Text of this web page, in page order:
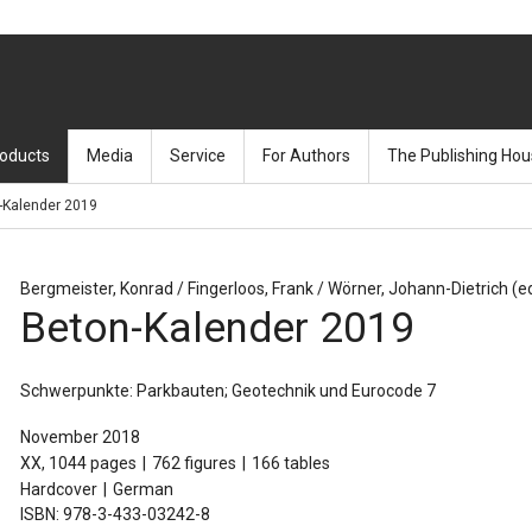
Design
General
Geotechnical & Ground Engineering
database
Media
Books & Yearbooks
Media planning
Service
Press
Reprints
For Authors The Publishing
How to find us
2019
Bergmeister, Konrad / Fingerloos, Frank / Wörner, Johann-Dietrich
Beton-Kalender 2019
Schwerpunkte: Parkbauten; Geotechnik und Eurocode 7
November 2018
XX, 1044 pages
762 figures
166 tables
Hardcover
German
ISBN: 978-3-433-03242-8